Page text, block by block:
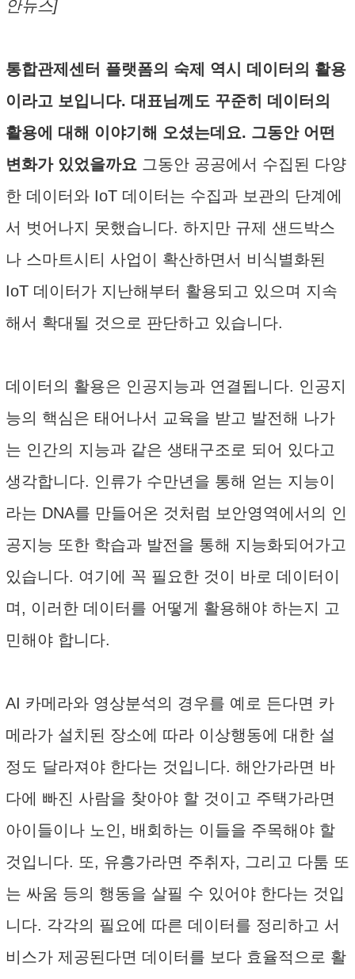
안뉴스]
통합관제센터 플랫폼의 숙제 역시 데이터의 활용
이라고 보입니다. 대표님께도 꾸준히 데이터의
활용에 대해 이야기해 오셨는데요. 그동안 어떤
변화가 있었을까요 그동안 공공에서 수집된 다양
한 데이터와 IoT 데이터는 수집과 보관의 단계에
서 벗어나지 못했습니다. 하지만 규제 샌드박스
나 스마트시티 사업이 확산하면서 비식별화된
IoT 데이터가 지난해부터 활용되고 있으며 지속
해서 확대될 것으로 판단하고 있습니다.
데이터의 활용은 인공지능과 연결됩니다. 인공지
능의 핵심은 태어나서 교육을 받고 발전해 나가
는 인간의 지능과 같은 생태구조로 되어 있다고
생각합니다. 인류가 수만년을 통해 얻는 지능이
라는 DNA를 만들어온 것처럼 보안영역에서의 인
공지능 또한 학습과 발전을 통해 지능화되어가고
있습니다. 여기에 꼭 필요한 것이 바로 데이터이
며, 이러한 데이터를 어떻게 활용해야 하는지 고
민해야 합니다.
AI 카메라와 영상분석의 경우를 예로 든다면 카
메라가 설치된 장소에 따라 이상행동에 대한 설
정도 달라져야 한다는 것입니다. 해안가라면 바
다에 빠진 사람을 찾아야 할 것이고 주택가라면
아이들이나 노인, 배회하는 이들을 주목해야 할
것입니다. 또, 유흥가라면 주취자, 그리고 다툼 또
는 싸움 등의 행동을 살필 수 있어야 한다는 것입
니다. 각각의 필요에 따른 데이터를 정리하고 서
비스가 제공된다면 데이터를 보다 효율적으로 활